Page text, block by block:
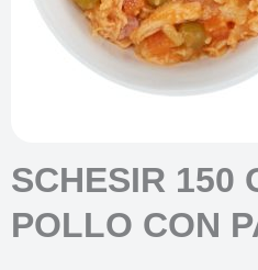
SCHESIR 150
POLLO CON